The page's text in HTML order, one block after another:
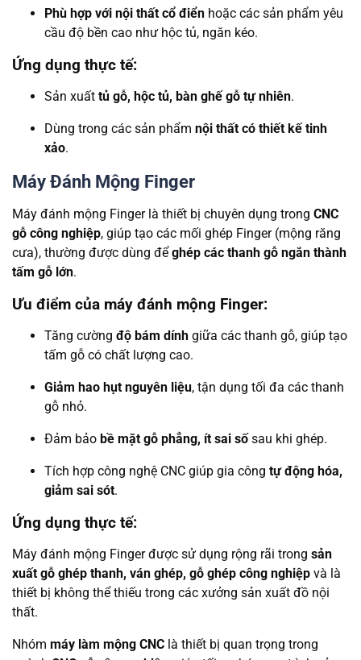
Phù hợp với nội thất cổ điển hoặc các sản phẩm yêu
cầu độ bền cao như hộc tủ, ngăn kéo.
Ứng dụng thực tế:
Sản xuất tủ gỗ, hộc tủ, bàn ghế gỗ tự nhiên.
Dùng trong các sản phẩm nội thất có thiết kế tinh
xảo.
Máy Đánh Mộng Finger
Máy đánh mộng Finger là thiết bị chuyên dụng trong CNC
gỗ công nghiệp, giúp tạo các mối ghép Finger (mộng răng
cưa), thường được dùng đểghép các thanh gỗ ngắn thành
tấm gỗ lớn.
Ưu điểm của máy đánh mộng Finger:
Tăng cường độ bám dính giữa các thanh gỗ, giúp tạo
tấm gỗ có chất lượng cao.
Giảm hao hụt nguyên liệu, tận dụng tối đa các thanh
gỗ nhỏ.
Đảm bảo bề mặt gỗ phẳng, ít sai sốsau khi ghép.
Tích hợp công nghệ CNC giúp gia công tự động hóa,
giảm sai sót.
Ứng dụng thực tế:
Máy đánh mộng Finger được sử dụng rộng rãi trong sản
xuất gỗ ghép thanh, ván ghép, gỗ ghép công nghiệp và là
thiết bị không thể thiếu trong các xưởng sản xuất đồ nội
thất.
Nhóm máy làm mộng CNC là thiết bị quan trọng trong